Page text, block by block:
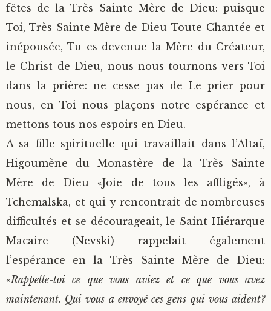
fêtes de la Très Sainte Mère de Dieu: puisque
Toi, Très Sainte Mère de Dieu Toute-Chantée et
inépousée, Tu es devenue la Mère du Créateur,
le Christ de Dieu, nous nous tournons vers Toi
dans la prière: ne cesse pas de Le prier pour
nous, en Toi nous plaçons notre espérance et
mettons tous nos espoirs en Dieu.
A sa fille spirituelle qui travaillait dans l’Altaï,
Higoumène du Monastère de la Très Sainte
Mère de Dieu «Joie de tous les affligés», à
Tchemalska, et qui y rencontrait de nombreuses
difficultés et se décourageait, le Saint Hiérarque
Macaire (Nevski) rappelait également
l’espérance en la Très Sainte Mère de Dieu:
«Rappelle-toi ce que vous aviez et ce que vous avez
maintenant. Qui vous a envoyé ces gens qui vous aident?